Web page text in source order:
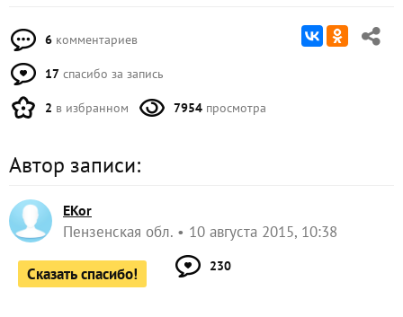
6 комментариев
17 спасибо за запись
2 в избранном 7954 просмотра
Автор записи:
EKor
Пензенская обл. 10 августа 2015, 10:38
Сказать спасибо! 230